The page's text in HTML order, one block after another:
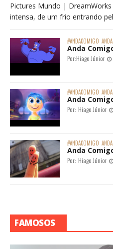
Pictures Mundo |
intensa, de um frio entrando
#ANDACOMIGO
Anda
Por:Hiago Júnior
#ANDACOMIGO
Anda
Por: Hiago Júnior
#ANDACOMIGO
Anda
Por: Hiago Júnior
FAMOSOS